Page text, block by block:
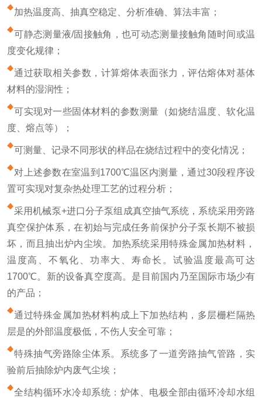
加热温度高、抽真空稳定、分析准确、算法丰富；
可静态测量液/固接触角，也可动态测量接触角随时间或温
度变化规律；
通过获取相关参数，计算熔体表面张力，评估熔体对基体
材料的湿润性；
可实现对一些固体材料的参数测量（如烧结温度、软化温
度、熔点等）；
可测量、记录不同形状的样品在烧结过程中的变化情况；
对上述参数在室温到1700℃温区内测量，通过30段程序设
置可实现对复杂热处理工艺的过程分析；
采用机械泵+进口分子泵组成真空抽气系统，系统采用旁路
真空保护体系，在初始与完成任务前保护分子泵长期不被损
坏，而且抽出炉内尘埃。加热系统采用特殊金属加热材料，
温度高、不氧化、功率大、寿命长。试验温度最高可达
1700℃。新的设备真空度高。是目前国内乃至国际市场少有
的产品；
通过特殊金属加热材料构成上下加热结构，多层栅栏隔热
层是的外部温度极低，不伤人安全可靠；
特殊抽气旁路除尘体系。系统多了一道旁路抽气管路，实
验前后抽除炉内废气尘埃；
全结构循环水冷却系统：炉体、电极全部由循环冷却水组